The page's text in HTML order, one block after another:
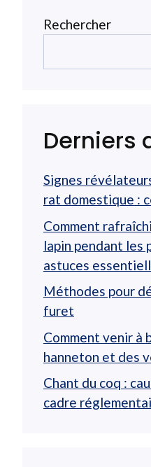
Rechercher
Derniers
Signes
rat domestique :
Comment
lapin pendant les
astuces
Méthodes pour
furet
Comment venir à
hanneton et des
Chant du coq :
cadre